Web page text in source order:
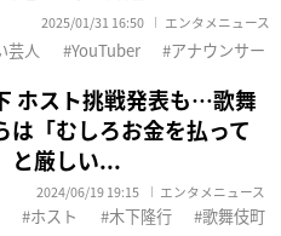
2025/01/31 16:50 エンタメニュース
芸人 YouTuber アナウンサー
ホスト挑戦発表も…歌舞
は「むしろお金を払って
と厳しい...
2024/06/19 19:15 エンタメニュース
ホスト 木下隆行 歌舞伎町